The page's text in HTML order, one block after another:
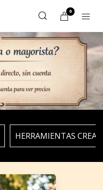
0
HERRAMIENTAS